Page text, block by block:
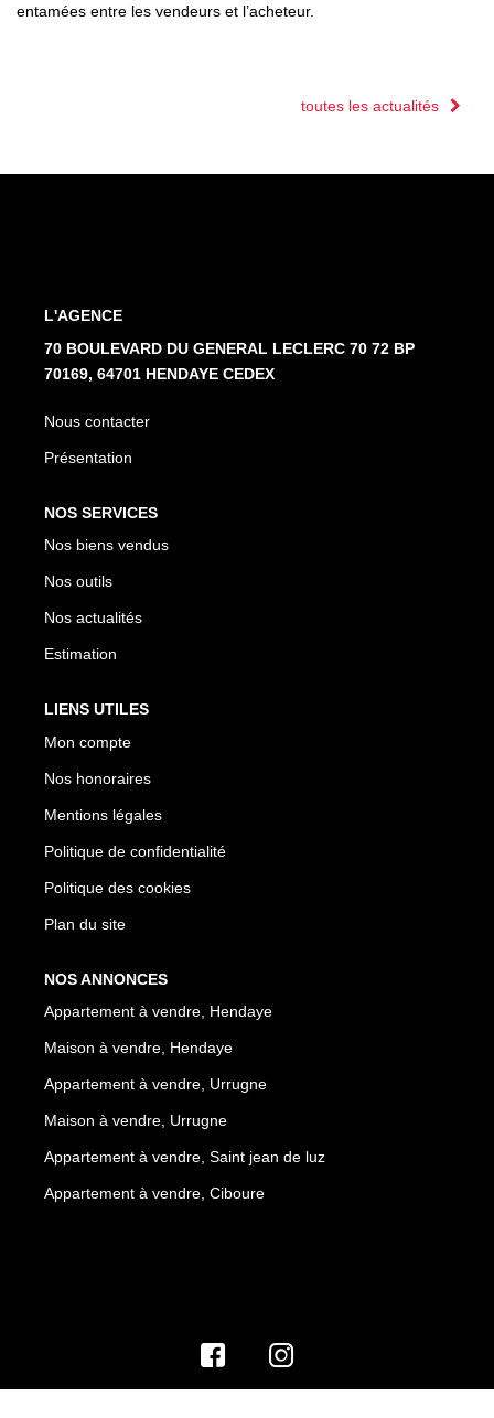
entamées entre les vendeurs et l’acheteur.
toutes les actualités
L'AGENCE
70 BOULEVARD DU GENERAL LECLERC 70 72 BP
70169, 64701 HENDAYE CEDEX
Nous contacter
Présentation
NOS SERVICES
Nos biens vendus
Nos outils
Nos actualités
Estimation
LIENS UTILES
Mon compte
Nos honoraires
Mentions légales
Politique de confidentialité
Politique des cookies
Plan du site
NOS ANNONCES
Appartement à vendre, Hendaye
Maison à vendre, Hendaye
Appartement à vendre, Urrugne
Maison à vendre, Urrugne
Appartement à vendre, Saint jean de luz
Appartement à vendre, Ciboure